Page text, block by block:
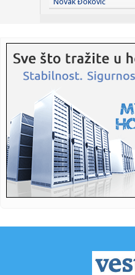
13:14: SVI DOŠLI NA
Mladenci ost...
13:14:
Srpski r...
13:12:Песме Тејлор
13:12:Najnovije "crveno"
talasa...
13:11:Španija odustala od
hobotnica ...
Maldini: "Gvardiola